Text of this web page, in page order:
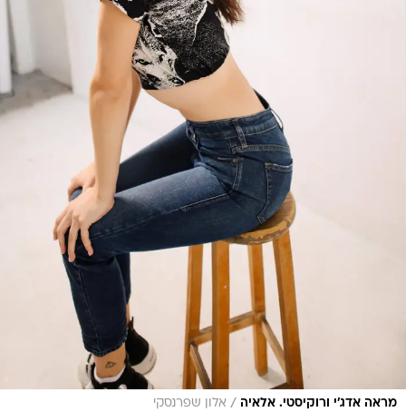
מראה אדג'י ורוקיסטי. אלאיה / אלון שפרנסקי